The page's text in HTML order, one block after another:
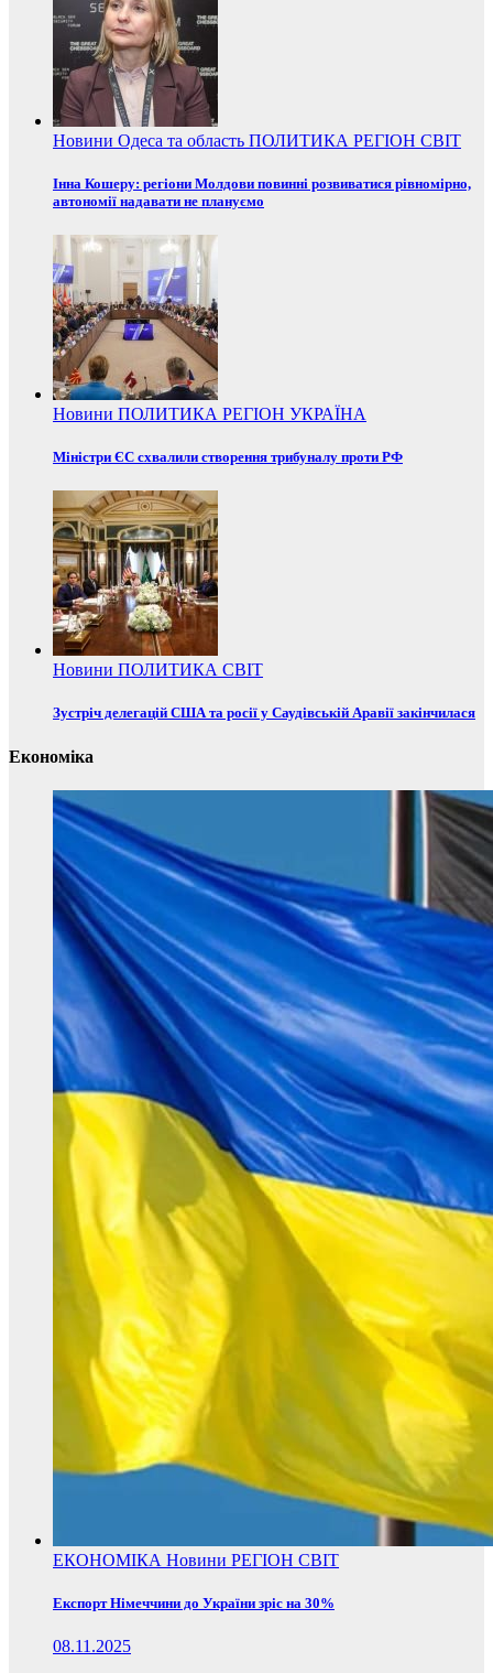
Новини Одеса та область ПОЛИТИКА РЕГІОН СВІТ
Інна Кошеру: регіони Молдови повинні розвиватися рівномірно,
автономії надавати не плануємо
Новини ПОЛИТИКА РЕГІОН УКРАЇНА
Міністри ЄС схвалили створення трибуналу проти РФ
Новини ПОЛИТИКА СВІТ
Зустріч делегацій США та росії у Саудівській Аравії закінчилася
Економіка
ЕКОНОМІКА Новини РЕГІОН СВІТ
Експорт Німеччини до України зріс на 30%
08.11.2025